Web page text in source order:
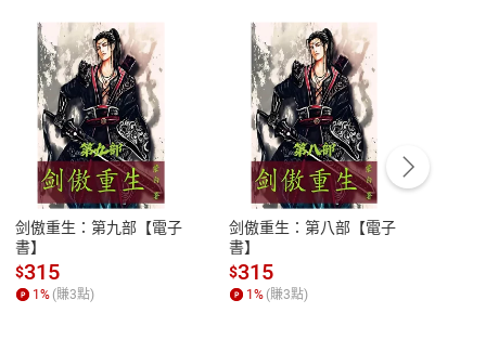
性
參
客服資訊
服務時間：週一到週五 10:00-12:00、
13:00-17:00 (國定假日及例假日休息)
客服電話：0080-1857077
剑傲重生：第九部【電子
書】
$315
1% (賺3點)
剑傲重生：第八部【電子
書】
$315
1% (賺3點)